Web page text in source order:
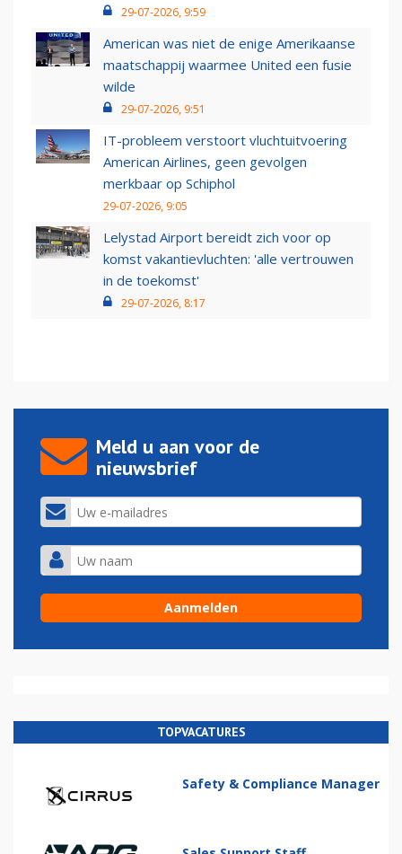
29-07-2026, 9:59
American was niet de enige Amerikaanse
maatschappij waarmee United een fusie
wilde
29-07-2026, 9:51
IT-probleem verstoort vluchtuitvoering
American Airlines, geen gevolgen
merkbaar op Schiphol
29-07-2026, 9:05
Lelystad Airport bereidt zich voor op
komst vakantievluchten: 'alle vertrouwen
in de toekomst'
29-07-2026, 8:17
Meld u aan voor de
nieuwsbrief
TOPVACATURES
Safety & Compliance Manager